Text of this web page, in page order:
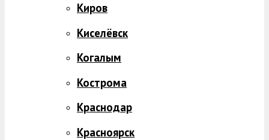
Киров
Киселёвск
Когалым
Кострома
Краснодар
Красноярск